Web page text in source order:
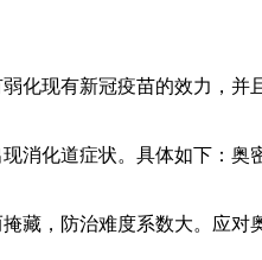
化现有新冠疫苗的效力，并
消化道症状。具体如下：奥
藏，防治难度系数大。应对